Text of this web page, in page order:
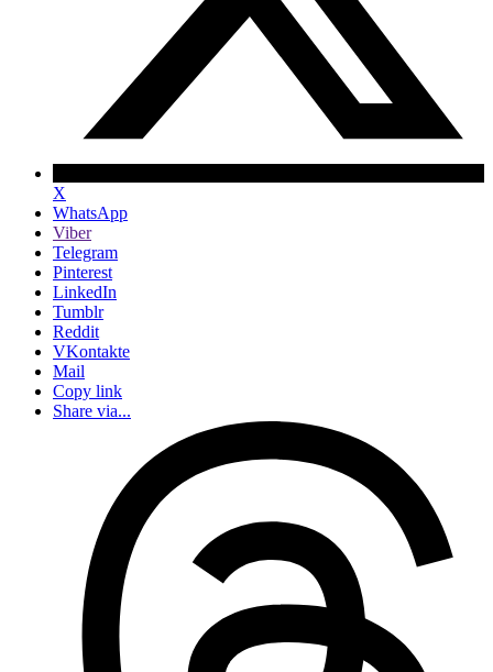
X
WhatsApp
Viber
Telegram
Pinterest
LinkedIn
Tumblr
Reddit
VKontakte
Mail
Copy link
Share via...